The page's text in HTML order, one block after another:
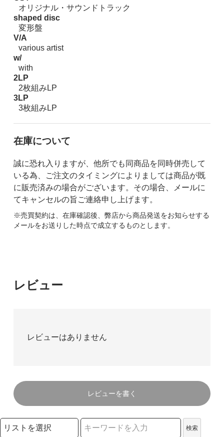
オリジナル・サウンドトラック
shaped disc
変形盤
V/A
various artist
w/
with
2LP
2枚組みLP
3LP
3枚組みLP
在庫について
誠に恐れ入りますが、他所でも同商品を同時併売して
いる為、ご注文のタイミングによりましては商品が既
に販売済みの場合がございます。その場合、メールに
てキャンセルの旨ご連絡申し上げます。
※売買契約は、在庫確認後、弊店から商品発送をお知らせする
メールをお送りした時点で成立するものとします。
レビュー
レビューはありません
レビューを書く
検索リストの選択
検索